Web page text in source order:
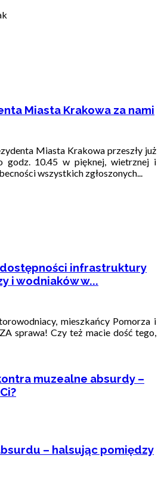
Miasta Krakowa za nami
Miasta Krakowa przeszły już
10.45 w pięknej, wietrznej i
wszystkich zgłoszonych...
infrastruktury
i wodniaków w...
mieszkańcy Pomorza i
sprawa! Czy też macie dość tego,
muzealne absurdy –
– halsując pomiędzy